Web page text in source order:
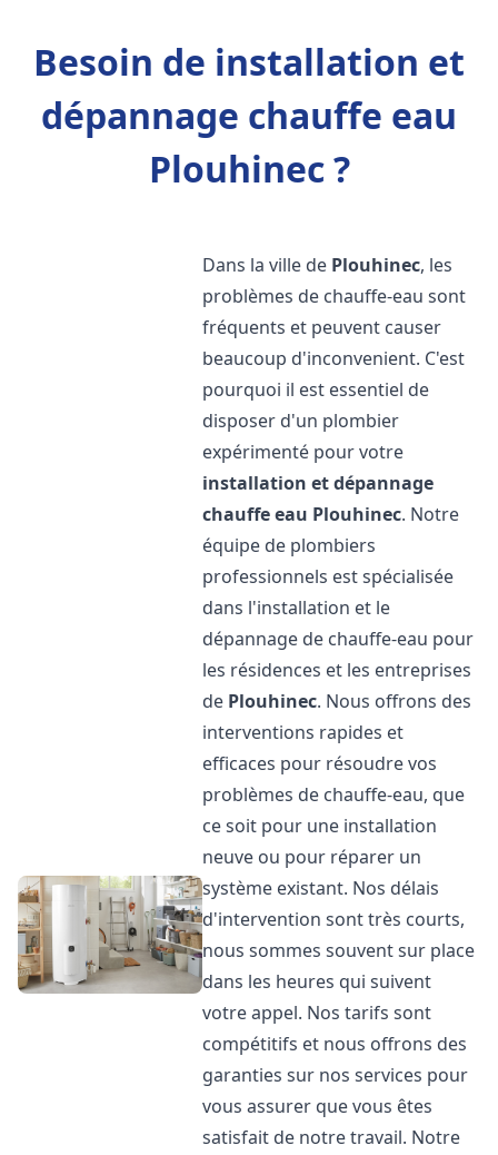
Besoin de installation et
dépannage chauffe eau
Plouhinec ?
Dans la ville de Plouhinec, les
problèmes de chauffe-eau sont
fréquents et peuvent causer
beaucoup d'inconvenient. C'est
pourquoi il est essentiel de
disposer d'un plombier
expérimenté pour votre
installation et dépannage
chauffe eau Plouhinec. Notre
équipe de plombiers
professionnels est spécialisée
dans l'installation et le
dépannage de chauffe-eau pour
les résidences et les entreprises
de Plouhinec. Nous offrons des
interventions rapides et
efficaces pour résoudre vos
problèmes de chauffe-eau, que
ce soit pour une installation
neuve ou pour réparer un
système existant. Nos délais
d'intervention sont très courts,
nous sommes souvent sur place
dans les heures qui suivent
votre appel. Nos tarifs sont
compétitifs et nous offrons des
garanties sur nos services pour
vous assurer que vous êtes
satisfait de notre travail. Notre